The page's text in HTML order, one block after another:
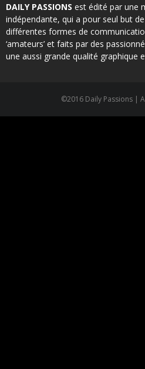
DAILY PASSIONS est édité par une
indépendante, qui a pour seul but
différentes formes de
‘amateurs’ et faits par des
une aussi grande qualité graphique
©2016 Daily Passions |